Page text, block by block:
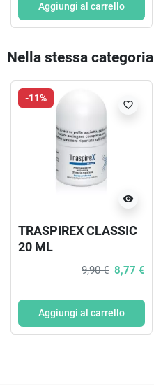
Aggiungi al carrello
Nella stessa categoria
-11%
visibility
favorite_border
TRASPIREX CLASSIC
20 ML
9,90 € 8,77 €
Aggiungi al carrello